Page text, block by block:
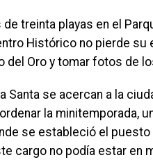
treinta playas en el
Histórico no pierde
Oro y tomar fotos de
Santa se acercan a la
la minitemporada,
se estableció el
cargo no podía estar en